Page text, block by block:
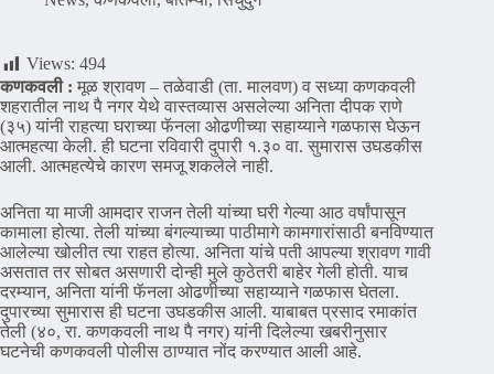
Views: 494
कणकवली : मूळ श्रावण – तळेवाडी (ता. मालवण) व सध्या कणकवली
शहरातील नाथ पै नगर येथे वास्तव्यास असलेल्या अनिता दीपक राणे
(३५) यांनी राहत्या घराच्या फॅनला ओढणीच्या सहाय्याने गळफास घेऊन
आत्महत्या केली. ही घटना रविवारी दुपारी १.३० वा. सुमारास उघडकीस
आली. आत्महत्येचे कारण समजू शकलेले नाही.
अनिता या माजी आमदार राजन तेली यांच्या घरी गेल्या आठ वर्षांपासून
कामाला होत्या. तेली यांच्या बंगल्याच्या पाठीमागे कामगारांसाठी बनविण्यात
आलेल्या खोलीत त्या राहत होत्या. अनिता यांचे पती आपल्या श्रावण गावी
असतात तर सोबत असणारी दोन्ही मुले कुठेतरी बाहेर गेली होती. याच
दरम्यान, अनिता यांनी फॅनला ओढणीच्या सहाय्याने गळफास घेतला.
दुपारच्या सुमारास ही घटना उघडकीस आली. याबाबत प्रसाद रमाकांत
तेली (४०, रा. कणकवली नाथ पै नगर) यांनी दिलेल्या खबरीनुसार
घटनेची कणकवली पोलीस ठाण्यात नोंद करण्यात आली आहे.